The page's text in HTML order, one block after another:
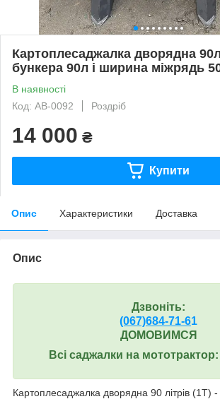
Картоплесаджалка дворядна
бункера 90л і ширина міжрядь
В наявності
Код: АВ-0092
Роздріб
14 000 ₴
Купити
Опис Характеристики Доставка
Опис
Дзвоніть:
(067)684-71-61
ДОМОВИМСЯ
Всі саджалки на мототрактор:
Картоплесаджалка дворядна 90 літрів (1Т)